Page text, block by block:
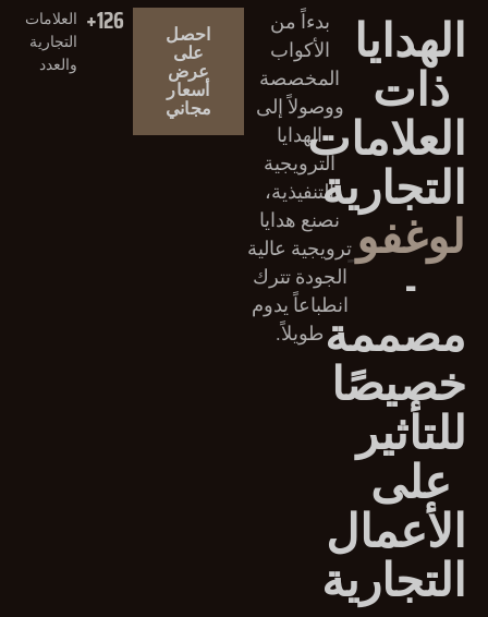
الهدايا
ذات
العلامات
التجارية
لوغفو
-
مصممة
خصيصًا
للتأثير
على
الأعمال
التجارية
بدءاً من
الأكواب
المخصصة
ووصولاً إلى
الهدايا
الترويجية
التنفيذية،
نصنع هدايا
ترويجية عالية
الجودة تترك
انطباعاً يدوم
طويلاً.
احصل
على
عرض
أسعار
مجاني
العلامات
التجارية
والعدد
126
+